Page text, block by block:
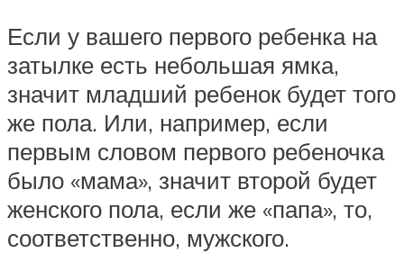
Если у вашего первого ребенка на
затылке есть небольшая ямка,
значит младший ребенок будет того
же пола. Или, например, если
первым словом первого ребеночка
было «мама», значит второй будет
женского пола, если же «папа», то,
соответственно, мужского.